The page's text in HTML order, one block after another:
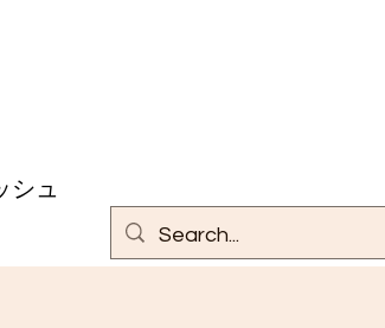
シュ
シュ